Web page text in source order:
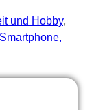
und Hobby
Smartphone,